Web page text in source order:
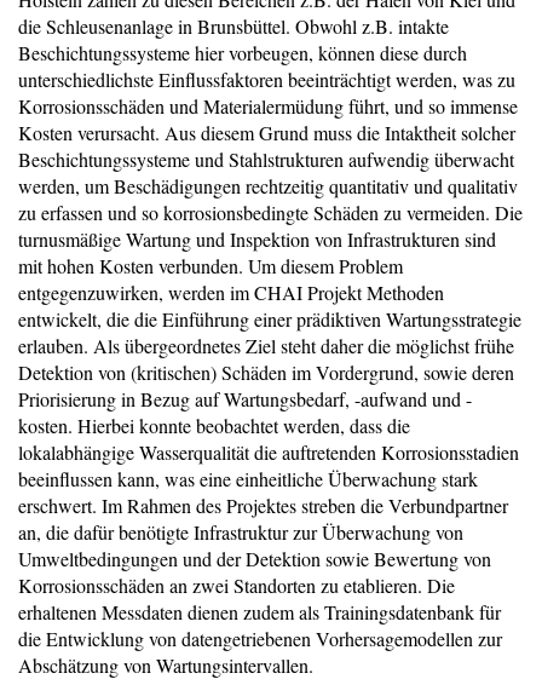
die Schleusenanlage in Brunsbüttel. Obwohl z.B. intakte
Beschichtungssysteme hier vorbeugen, können diese durch
unterschiedlichste Einflussfaktoren beeinträchtigt werden, was zu
Korrosionsschäden und Materialermüdung führt, und so immense
Kosten verursacht. Aus diesem Grund muss die Intaktheit solcher
Beschichtungssysteme und Stahlstrukturen aufwendig überwacht
werden, um Beschädigungen rechtzeitig quantitativ und qualitativ
zu erfassen und so korrosionsbedingte Schäden zu vermeiden. Die
turnusmäßige Wartung und Inspektion von Infrastrukturen sind
mit hohen Kosten verbunden. Um diesem Problem
entgegenzuwirken, werden im CHAI Projekt Methoden
entwickelt, die die Einführung einer prädiktiven Wartungsstrategie
erlauben. Als übergeordnetes Ziel steht daher die möglichst frühe
Detektion von (kritischen) Schäden im Vordergrund, sowie deren
Priorisierung in Bezug auf Wartungsbedarf, -aufwand und -
kosten. Hierbei konnte beobachtet werden, dass die
lokalabhängige Wasserqualität die auftretenden Korrosionsstadien
beeinflussen kann, was eine einheitliche Überwachung stark
erschwert. Im Rahmen des Projektes streben die Verbundpartner
an, die dafür benötigte Infrastruktur zur Überwachung von
Umweltbedingungen und der Detektion sowie Bewertung von
Korrosionsschäden an zwei Standorten zu etablieren. Die
erhaltenen Messdaten dienen zudem als Trainingsdatenbank für
die Entwicklung von datengetriebenen Vorhersagemodellen zur
Abschätzung von Wartungsintervallen.